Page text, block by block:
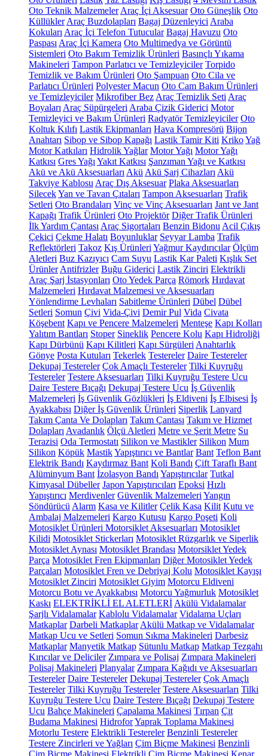
Oto Teknik Malzemeler Araç İçi Aksesuar Oto Güneşlik Oto
Küllükler Araç Buzdolapları Bagaj Düzenleyici Araba
Kokuları Araç İçi Telefon Tutucular Bagaj Havuzu Oto
Paspası Araç İçi Kamera Oto Multimedya ve Görüntü
Sistemleri Oto Bakım Temizlik Ürünleri Basınçlı Yıkama
Makineleri Tampon Parlatıcı ve Temizleyiciler Torpido
Temizlik ve Bakım Ürünleri Oto Şampuan Oto Cila ve
Parlatıcı Ürünleri Polyester Macun Oto Cam Bakım Ürünleri
ve Temizleyiciler Mikrofiber Bez Araç Temizlik Seti Araç
Boyaları Araç Süpürgeleri Araba Çizik Giderici Motor
Temizleyici ve Bakım Ürünleri Radyatör Temizleyiciler Oto
Koltuk Kılıfı Lastik Ekipmanları Hava Kompresörü Bijon
Anahtarı Sibop ve Sibop Kapağı Lastik Tamir Kiti KrikoYağ
Motor Katkıları Hidrolik Yağlar Motor Yağı Motor Yağı
Katkısı Gres Yağı Yakıt Katkısı Şanzıman Yağı ve Katkısı
Akü ve Akü Aksesuarları Akü Akü Şarj Cihazları Akü
Takviye Kablosu Araç Dış Aksesuar Plaka Aksesuarları
SilecekYan ve Tavan Çıtaları Tampon Aksesuarları Trafik
Setleri Oto Brandaları Vinç ve Vinç Aksesuarları Jant ve Jant
Kapağı Trafik Ürünleri Oto Projektör Diğer Trafik Ürünleri
İlk Yardım Çantası Araç Sigortaları Benzin Bidonu Acil Çıkış
Çekici Çekme Halatı Boyunluklar Seyyar Lamba Trafik
Reflektörleri Takoz Kış Ürünleri Yağmur Kaydırıcılar Ölçüm
Aletleri Buz Kazıyıcı Cam Suyu Lastik Kar Paleti Kışlık Set
Ürünler Antifrizler Buğu Giderici Lastik Zinciri Elektrikli
Araç Şarj İstasyonları Oto Yedek Parça Römork Hırdavat
Malzemeleri Hırdavat Malzemesi ve Aksesuarları
Yönlendirme Levhaları Sabitleme Ürünleri Dübel Dübel
Setleri Somun Çivi Vida-Çivi Demir Pul Vida Civata
Köşebent Kapı ve Pencere Malzemeleri Menteşe Kapı Kolları
Yalıtım Bantları Stoper Sineklik Pencere Kolu Kapı Hidroliği
Kapı Dürbünü Kapı Kilitleri Kapı Sürgüleri Anahtarlık
Gönye Posta Kutuları Tekerlek Testereler Daire Testereler
Dekupaj Testereler Çok Amaçlı Testereler Tilki Kuyruğu
Testereler Testere Aksesuarları Tilki Kuyruğu Testere Ucu
Daire Testere Bıçağı Dekupaj Testere Ucu İş Güvenlik
Malzemeleri İş Güvenlik Gözlükleri İş Eldiveni İş Elbisesi İş
Ayakkabısı Diğer İş Güvenlik Ürünleri Siperlik Lanyard
Takım Çanta Ve Dolapları Takım Çantası Takım ve Hizmet
Dolapları Avadanlık Ölçü Aletleri Metre ve Şerit Metre Su
Terazisi Oda Termostatı Silikon ve Mastikler Silikon Mum
Silikon Köpük MastikYapıştırıcı ve Bantlar Bant Teflon Bant
Elektrik Bandı Kaydırmaz Bant Koli Bandı Çift Taraflı Bant
Alüminyum Bant İzolasyon Bandı Yapıştırıcılar Tutkal
Kimyasal Dübeller Japon Yapıştırıcıları Epoksi Hızlı
Yapıştırıcı Merdivenler Güvenlik Malzemeleri Yangın
Söndürücü Alarm Kasa ve Kilitler Çelik Kasa Kilit Kutu ve
Ambalaj Malzemeleri Kargo Kutusu Kargo Poşeti Koli
Motosiklet Ürünleri Motorsiklet Aksesuarları Motosiklet
Kilidi Motosiklet Stickerları Motosiklet Rüzgarlık ve Siperlik
Motosiklet Aynası Motosiklet Brandası Motorsiklet Yedek
Parça Motosiklet Fren Ekipmanları Diğer Motosiklet Yedek
Parçaları Motosiklet Fren ve Debriyaj Kolu Motosiklet Kayışı
Motosiklet Zinciri Motosiklet Giyim Motorcu Eldiveni
Motorcu Botu ve Ayakkabısı Motorcu Yağmurluk Motosiklet
Kaskı ELEKTRİKLİ EL ALETLERİ Akülü Vidalamalar
Şarjlı Vidalamalar Kablolu Vidalamalar Vidalama Uçları
Matkaplar Darbeli Matkaplar Akülü Matkap ve Vidalamalar
Matkap Ucu ve Setleri Somun Sıkma Makineleri Darbesiz
Matkaplar Manyetik Matkap Sütunlu Matkap Matkap Tezgahı
Kırıcılar ve Deliciler Zımpara ve Polisaj Zımpara Makineleri
Polisaj Makineleri Planyalar Zımpara Kağıdı ve Aksesuarları
Testereler Daire Testereler Dekupaj Testereler Çok Amaçlı
Testereler Tilki Kuyruğu Testereler Testere Aksesuarları Tilki
Kuyruğu Testere Ucu Daire Testere Bıçağı Dekupaj Testere
Ucu Bahçe Makineleri Çapalama Makinesi Tırpan Çit
Budama Makinesi HidroforYaprak Toplama Makinesi
Motorlu Testere Elektrikli Testereler Benzinli Testereler
Testere Zincirleri ve Yağları Çim Biçme Makinesi Benzinli
Çim Biçme Makinesi Elektrikli Çim Biçme Makinesi Kenar